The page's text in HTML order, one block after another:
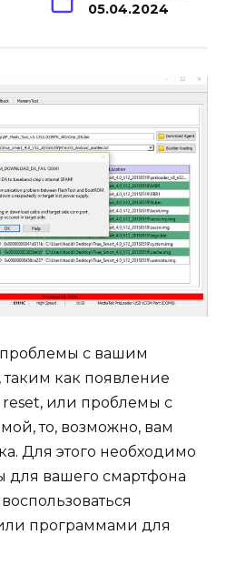
05.04.2024
проблемы с вашим
таким как появление
или проблемы с
то, возможно, вам
Для этого необходимо
для вашего смартфона
программами для